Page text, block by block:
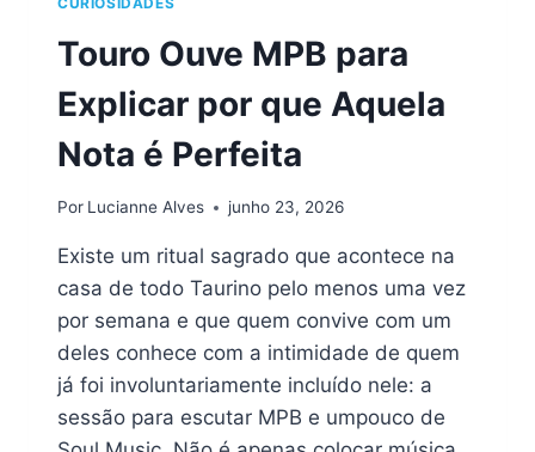
Touro Ouve MPB para
Explicar por que Aquela
Nota é Perfeita
Por Lucianne Alves junho 23, 2026
Existe um ritual sagrado que acontece na
casa de todo Taurino pelo menos uma vez
por semana e que quem convive com um
deles conhece com a intimidade de quem
já foi involuntariamente incluído nele: a
sessão para escutar MPB e umpouco de